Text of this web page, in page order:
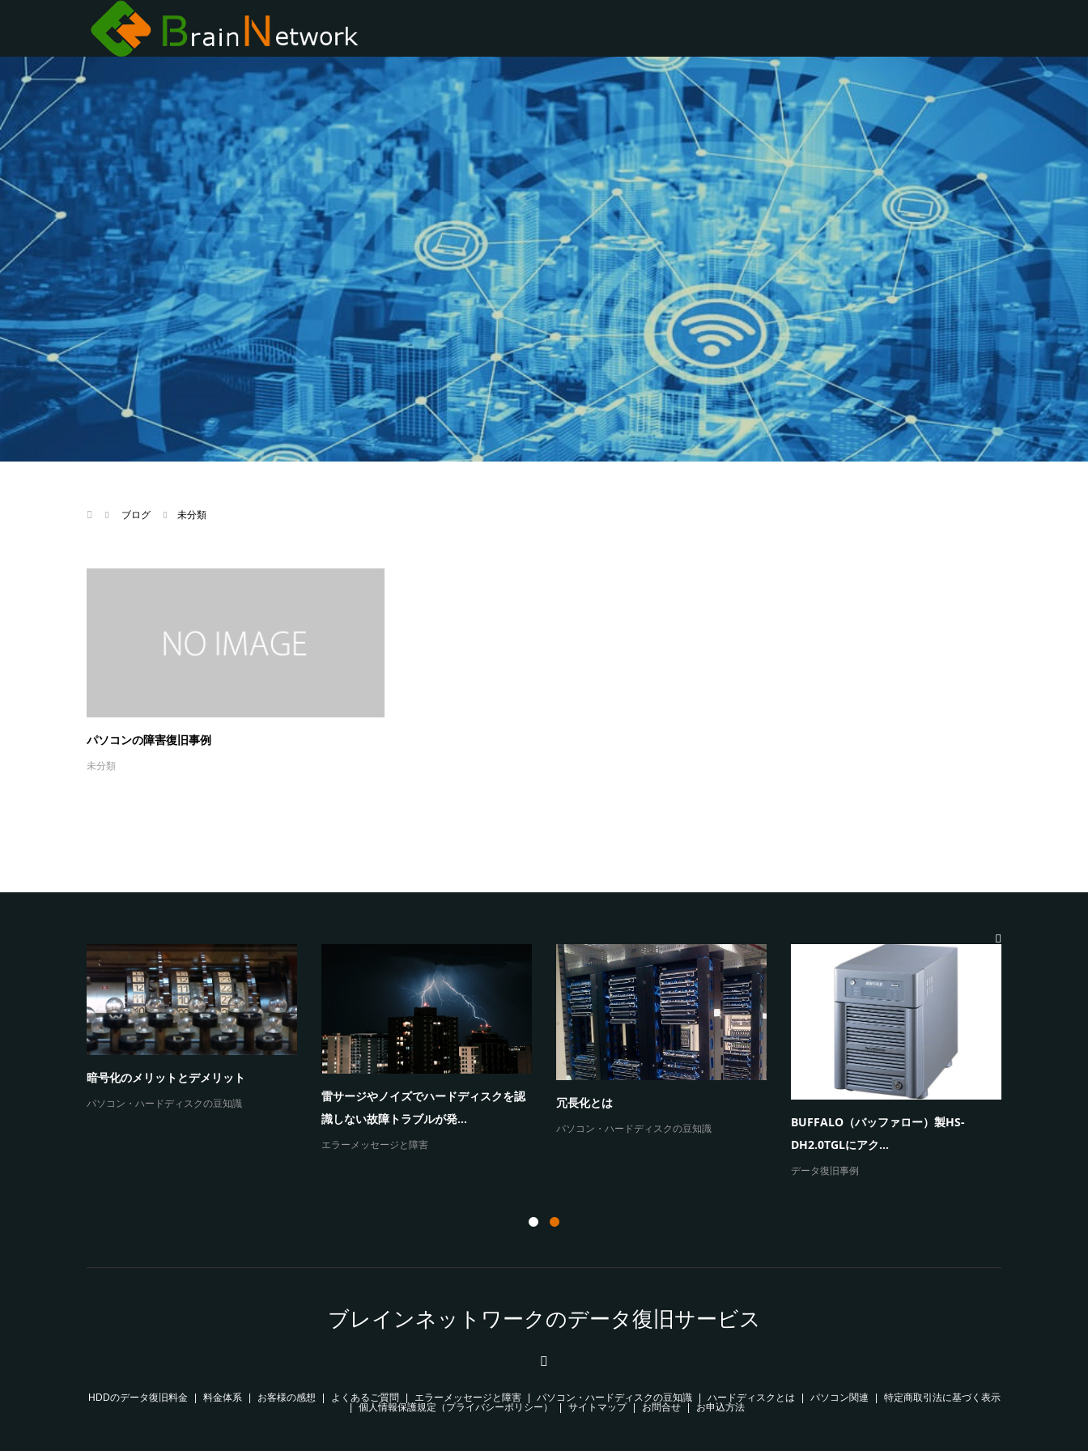
ブログ 未分類
パソコンの障害復旧事例
未分類
暗号化のメリットとデメリット
パソコン・ハードディスクの豆知識
雷サージやノイズでハードディスクを認
識しない故障トラブルが発...
エラーメッセージと障害
冗長化とは
パソコン・ハードディスクの豆知識
BUFFALO（バッファロー）製HS-
DH2.0TGLにアク...
データ復旧事例
ブレインネットワークのデータ復旧サービス
HDDのデータ復旧料金 料金体系 お客様の感想 よくあるご質問 エラーメッセージと障害 パソコン・ハードディスクの豆知識 ハードディスクとは パソコン関連
特定商取引法に基づく表示
個人情報保護規定（プライバシーポリシー）
サイトマップ お問合せ お申込方法